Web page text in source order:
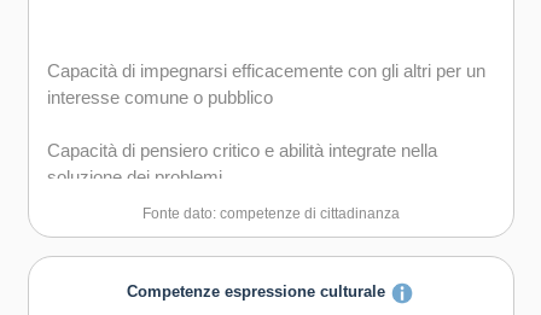
Capacità di possedere spirito di iniziativa e
autoconsapevolezza
Capacità di essere proattivi e lungimiranti
Capacità di coraggio e perseveranza nel raggiungimento
degli obiettivi
Capacità di motivare gli altri e valorizzare le loro idee, di
Capacità di impegnarsi efficacemente con gli altri per un
interesse comune o pubblico
Capacità di pensiero critico e abilità integrate nella
soluzione dei problemi
Fonte dato: competenze di cittadinanza
Competenze espressione culturale